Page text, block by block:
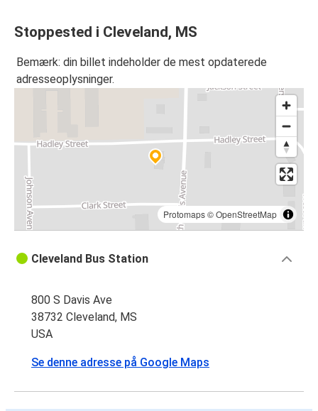
Stoppested i Cleveland, MS
Bemærk: din billet indeholder de mest opdaterede
adresseoplysninger.
Protomaps©OpenStreetMap
Cleveland Bus Station
800 S Davis Ave
38732 Cleveland, MS
USA
Se denne adresse på Google Maps